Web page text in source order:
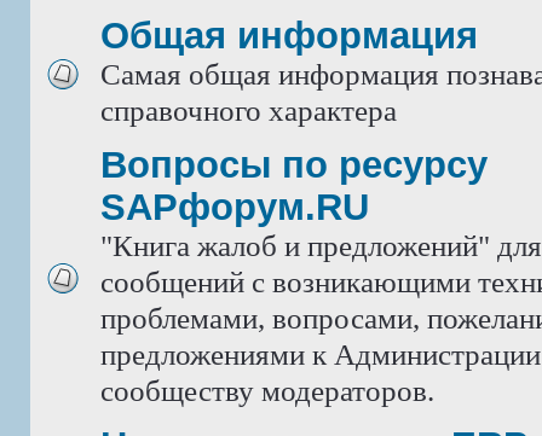
Общая информация
Самая общая информация
справочного характера
Вопросы по ресурсу
SAPфорум.RU
"Книга жалоб и предложений"
сообщений с возникающими
проблемами, вопросами,
предложениями к
сообществу модераторов.